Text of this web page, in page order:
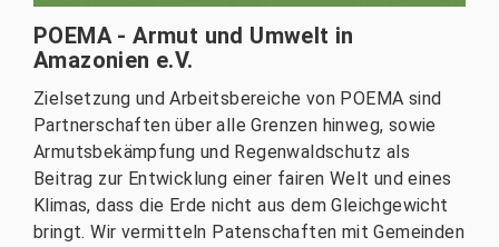
POEMA - Armut und Umwelt in
Amazonien e.V.
Zielsetzung und Arbeitsbereiche von POEMA sind
Partnerschaften über alle Grenzen hinweg, sowie
Armutsbekämpfung und Regenwaldschutz als
Beitrag zur Entwicklung einer fairen Welt und eines
Klimas, dass die Erde nicht aus dem Gleichgewicht
bringt. Wir vermitteln Patenschaften mit Gemeinden